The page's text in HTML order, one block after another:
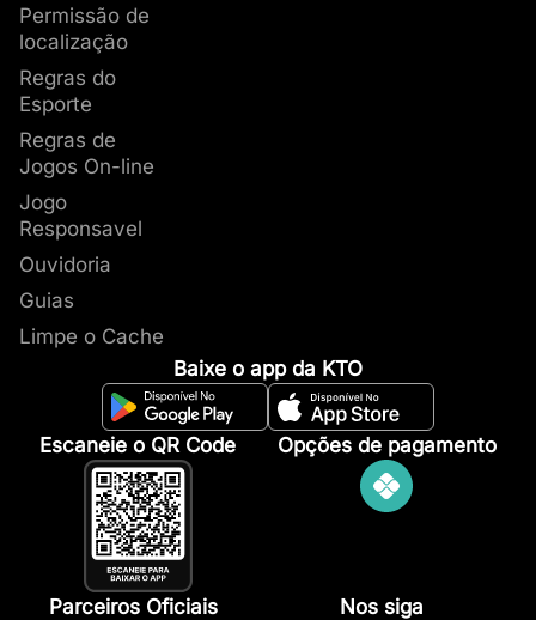
Permissão de
localização
Regras do
Esporte
Regras de
Jogos On-line
Jogo
Responsavel
Ouvidoria
Guias
Limpe o Cache
Baixe o app da KTO
Escaneie o QR Code Opções de pagamento
Parceiros Oficiais Nos siga